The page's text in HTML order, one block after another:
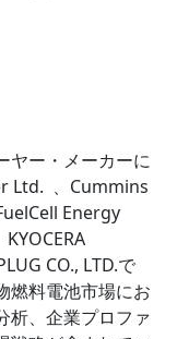
ヤー・メーカーに
Ltd. 、Cummins
Energy
CO., LTD.で
燃料電池市場にお
析、企業プロファ